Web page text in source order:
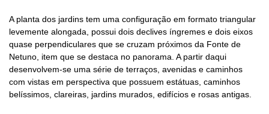
A planta dos jardins tem uma configuração em formato triangular
levemente alongada, possui dois declives íngremes e dois eixos
quase perpendiculares que se cruzam próximos da Fonte de
Netuno, item que se destaca no panorama. A partir daqui
desenvolvem-se uma série de terraços, avenidas e caminhos
com vistas em perspectiva que possuem estátuas, caminhos
belíssimos, clareiras, jardins murados, edifícios e rosas antigas.